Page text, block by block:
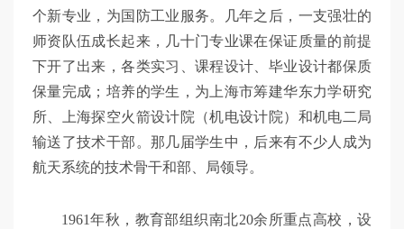
个新专业，为国防工业服务。几年之后，一支强壮的
师资队伍成长起来，几十门专业课在保证质量的前提
下开了出来，各类实习、课程设计、毕业设计都保质
保量完成；培养的学生，为上海市筹建华东力学研究
所、上海探空火箭设计院（机电设计院）和机电二局
输送了技术干部。那几届学生中，后来有不少人成为
航天系统的技术骨干和部、局领导。
1961年秋，教育部组织南北20余所重点高校，设